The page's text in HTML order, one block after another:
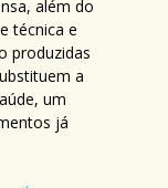
além do
técnica e
produzidas
a
um
já